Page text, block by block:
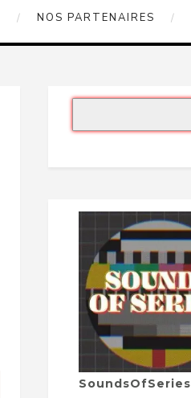
NOS PARTENAIRES
SoundsOfSeries